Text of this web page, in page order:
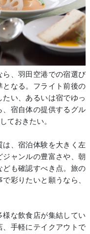
、羽田空港での宿選び
なる。フライト前後の
い、あるいは宿でゆっ
、宿自体の提供するグル
ておきたい。
、宿泊体験を大きく左
ャンルの豊富さや、朝
も確認すべき点。旅の
彩りたいと願うなら、
様な飲食店が集結してい
、手軽にテイクアウトで